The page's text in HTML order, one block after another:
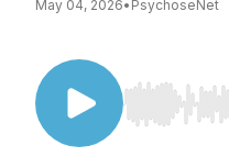
May 04, 2026• PsychoseNet
Use Left/